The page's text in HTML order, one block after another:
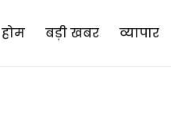
होम बड़ी खबर व्यापार